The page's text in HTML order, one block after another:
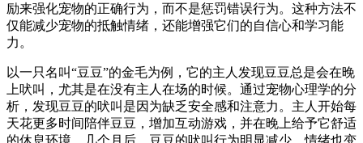
励来强化宠物的正确行为，而不是惩罚错误行为。这种方法不
仅能减少宠物的抵触情绪，还能增强它们的自信心和学习能
力。
以一只名叫“豆豆”的金毛为例，它的主人发现豆豆总是会在晚
上吠叫，尤其是在没有主人在场的时候。通过宠物心理学的分
析，发现豆豆的吠叫是因为缺乏安全感和注意力。主人开始每
天花更多时间陪伴豆豆，增加互动游戏，并在晚上给予它舒适
的休息环境。几个月后，豆豆的吠叫行为明显减少，情绪也变